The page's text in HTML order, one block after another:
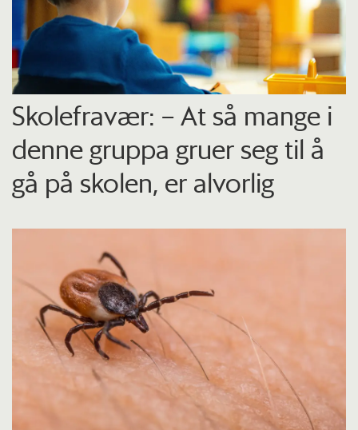
Skolefravær: – At så mange i
denne gruppa gruer seg til å
gå på skolen, er alvorlig